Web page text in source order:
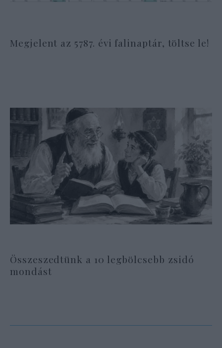
Megjelent az 5787. évi falinaptár, töltse le!
Összeszedtünk a 10 legbölcsebb zsidó
mondást